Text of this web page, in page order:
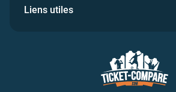
Liens utiles